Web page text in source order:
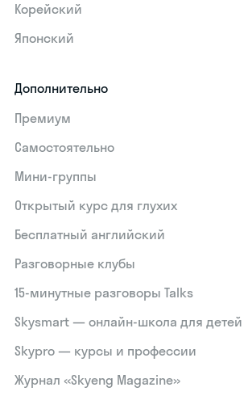
Корейский
Японский
Дополнительно
Премиум
Самостоятельно
Мини-группы
Открытый курс для глухих
Бесплатный английский
Разговорные клубы
15‑минутные разговоры Talks
Skysmart — онлайн-школа для детей
Skypro — курсы и профессии
Журнал «Skyeng Magazine»